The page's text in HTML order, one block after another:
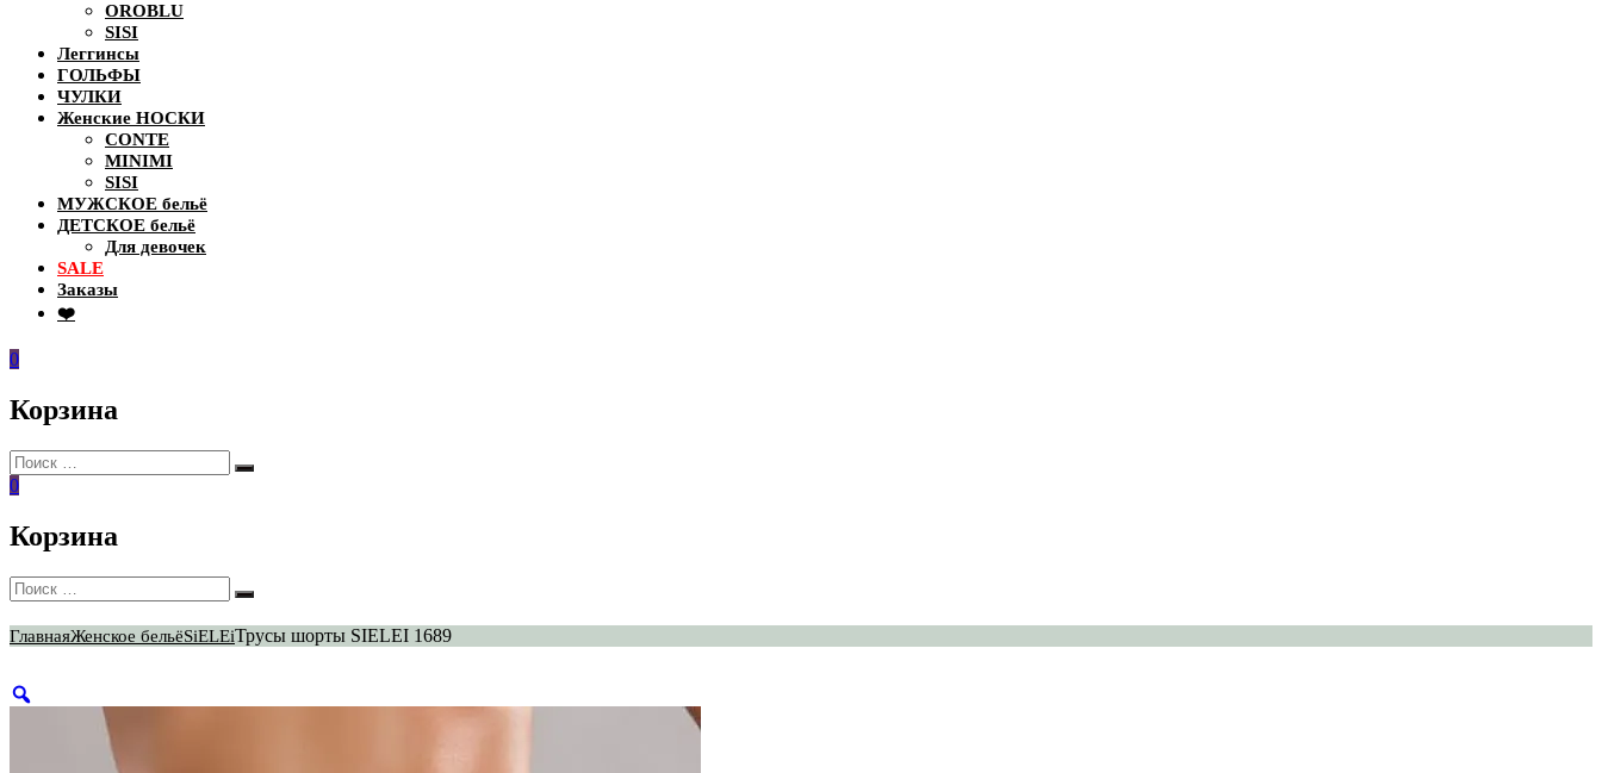
OROBLU
SISI
Леггинсы
ГОЛЬФЫ
ЧУЛКИ
Женские НОСКИ
CONTE
MINIMI
SISI
МУЖСКОЕ бельё
ДЕТСКОЕ бельё
Для девочек
SALE
Заказы
❤️
0
Корзина
Искать:
Поиск
0
Корзина
Искать:
Поиск
ГлавнаяЖенское бельёSiELEiТрусы шорты SIELEI 1689